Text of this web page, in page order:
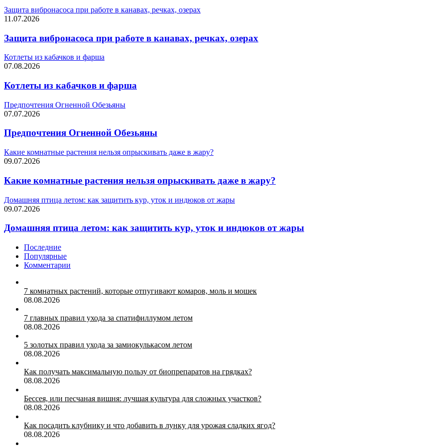
Защита вибронасоса при работе в канавах, речках, озерах
11.07.2026
Защита вибронасоса при работе в канавах, речках, озерах
Котлеты из кабачков и фарша
07.08.2026
Котлеты из кабачков и фарша
Предпочтения Огненной Обезьяны
07.07.2026
Предпочтения Огненной Обезьяны
Какие комнатные растения нельзя опрыскивать даже в жару?
09.07.2026
Какие комнатные растения нельзя опрыскивать даже в жару?
Домашняя птица летом: как защитить кур, уток и индюков от жары
09.07.2026
Домашняя птица летом: как защитить кур, уток и индюков от жары
Последние
Популярные
Комментарии
7 комнатных растений, которые отпугивают комаров, моль и мошек
08.08.2026
7 главных правил ухода за спатифиллумом летом
08.08.2026
5 золотых правил ухода за замиокулькасом летом
08.08.2026
Как получать максимальную пользу от биопрепаратов на грядках?
08.08.2026
Бессея, или песчаная вишня: лучшая культура для сложных участков?
08.08.2026
Как посадить клубнику и что добавить в лунку для урожая сладких ягод?
08.08.2026